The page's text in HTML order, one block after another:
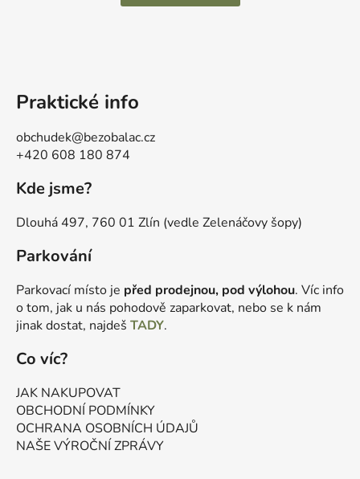
Praktické info
obchudek@bezobalac.cz
+420 608 180 874
Kde jsme?
Dlouhá 497, 760 01 Zlín (vedle Zelenáčovy šopy)
Parkování
Parkovací místo je před prodejnou, pod výlohou. Víc info
o tom, jak u nás pohodově zaparkovat, nebo se k nám
jinak dostat, najdeš TADY.
Co víc?
JAK NAKUPOVAT
OBCHODNÍ PODMÍNKY
OCHRANA OSOBNÍCH ÚDAJŮ
NAŠE VÝROČNÍ ZPRÁVY